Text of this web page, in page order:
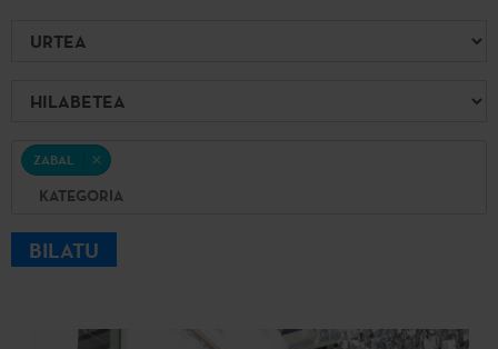
Urtea
Hilabetea
Kategoria
ZABAL
BILATU